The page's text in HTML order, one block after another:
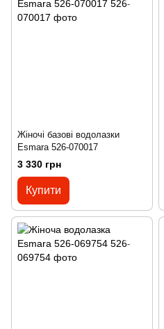
Жіночі базові водолазки
Esmara 526-070017
3 330 грн
Купити